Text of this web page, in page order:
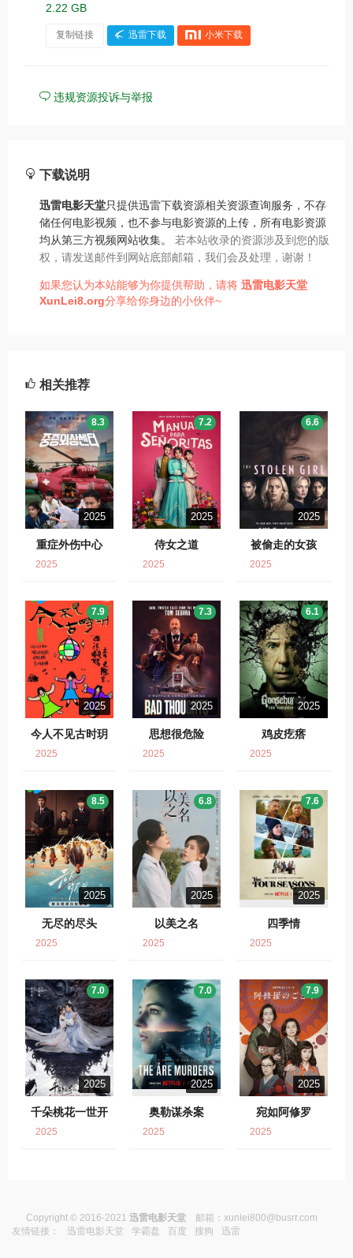
2.22 GB
复制链接 迅雷下载 小米下载
违规资源投诉与举报
下载说明
迅雷电影天堂只提供迅雷下载资源相关资源查询服务，不存
储任何电影视频，也不参与电影资源的上传，所有电影资源
均从第三方视频网站收集。 若本站收录的资源涉及到您的版
权，请发送邮件到网站底部邮箱，我们会及处理，谢谢！
如果您认为本站能够为你提供帮助，请将 迅雷电影天堂
XunLei8.org分享给你身边的小伙伴~
相关推荐
2025
重症外伤中心
8.3
2025
2025
侍女之道
7.2
2025
2025
被偷走的女孩
6.6
2025
2025
今人不见古时玥
7.9
2025
2025
思想很危险
7.3
2025
2025
鸡皮疙瘩
6.1
2025
2025
无尽的尽头
8.5
2025
2025
以美之名
6.8
2025
2025
四季情
7.6
2025
2025
千朵桃花一世开
7.0
2025
2025
奥勒谋杀案
7.0
2025
2025
宛如阿修罗
7.9
2025
Copyright © 2016-2021 迅雷电影天堂 邮箱： xunlei800@busrr.com
友情链接：
迅雷电影天堂 学霸盘 百度 搜狗 迅雷